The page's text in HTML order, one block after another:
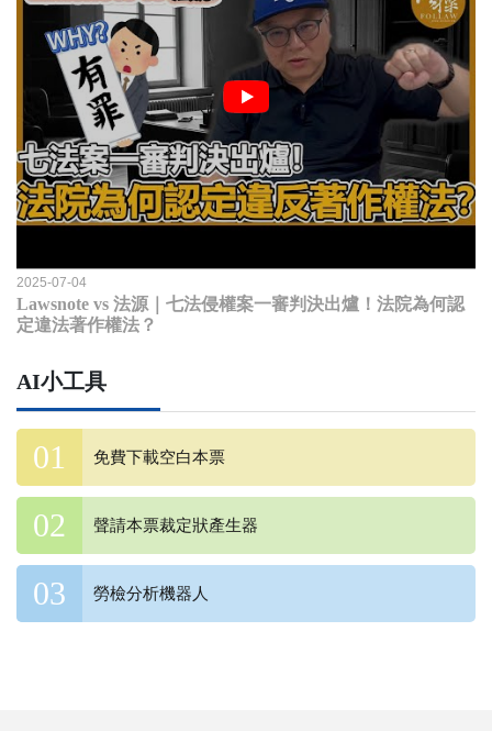
2025-07-04
Lawsnote vs 法源｜七法侵權案一審判決出爐！法院為何認
定違法著作權法？
AI小工具
免費下載空白本票
聲請本票裁定狀產生器
勞檢分析機器人